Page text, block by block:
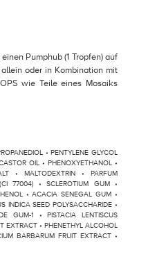
Pumphub (1 Tropfen) auf
oder in Kombination mit
wie Teile eines Mosaiks
• PENTYLENE GLYCOL
OIL • PHENOXYETHANOL •
• MALTODEXTRIN • PARFUM
77004) • SCLEROTIUM GUM •
• ACACIA SENEGAL GUM •
INDICA SEED POLYSACCHARIDE •
GUM-1 • PISTACIA LENTISCUS
EXTRACT • PHENETHYL ALCOHOL
BARBARUM FRUIT EXTRACT •